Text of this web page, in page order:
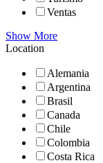
Ventas
Show More
Location
Alemania
Argentina
Brasil
Canada
Chile
Colombia
Costa Rica